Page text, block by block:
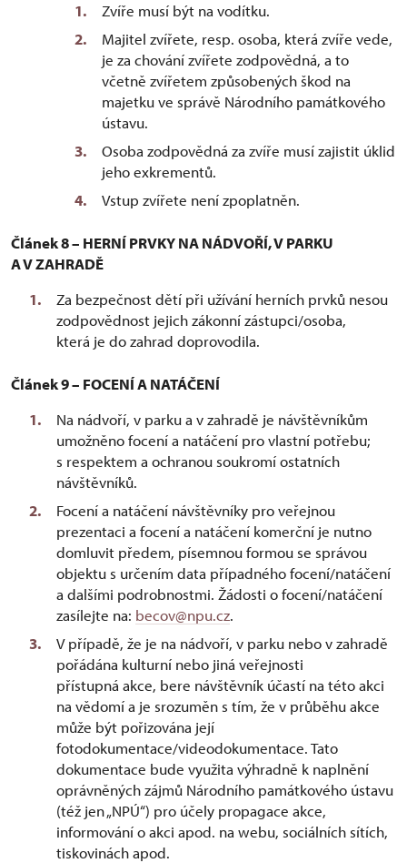
Zvíře musí být na vodítku.
Majitel zvířete, resp. osoba, která zvíře vede,
je za chování zvířete zodpovědná, a to
včetně zvířetem způsobených škod na
majetku ve správě Národního památkového
ústavu.
Osoba zodpovědná za zvíře musí zajistit úklid
jeho exkrementů.
Vstup zvířete není zpoplatněn.
Článek 8 – HERNÍ PRVKY NA NÁDVOŘÍ, V PARKU
A V ZAHRADĚ
Za bezpečnost dětí při užívání herních prvků nesou
zodpovědnost jejich zákonní zástupci/osoba,
která je do zahrad doprovodila.
Článek 9 – FOCENÍ A NATÁČENÍ
Na nádvoří, v parku a v zahradě je návštěvníkům
umožněno focení a natáčení pro vlastní potřebu;
s respektem a ochranou soukromí ostatních
návštěvníků.
Focení a natáčení návštěvníky pro veřejnou
prezentaci a focení a natáčení komerční je nutno
domluvit předem, písemnou formou se správou
objektu s určením data případného focení/natáčení
a dalšími podrobnostmi. Žádosti o focení/natáčení
zasílejte na: becov@npu.cz.
V případě, že je na nádvoří, v parku nebo v zahradě
pořádána kulturní nebo jiná veřejnosti
přístupná akce, bere návštěvník účastí na této akci
na vědomí a je srozuměn s tím, že v průběhu akce
může být pořizována její
fotodokumentace/videodokumentace. Tato
dokumentace bude využita výhradně k naplnění
oprávněných zájmů Národního památkového ústavu
(též jen „NPÚ“) pro účely propagace akce,
informování o akci apod. na webu, sociálních sítích,
tiskovinách apod.